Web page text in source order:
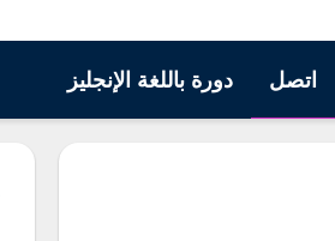
اتصل دورة باللغة الإنجليز